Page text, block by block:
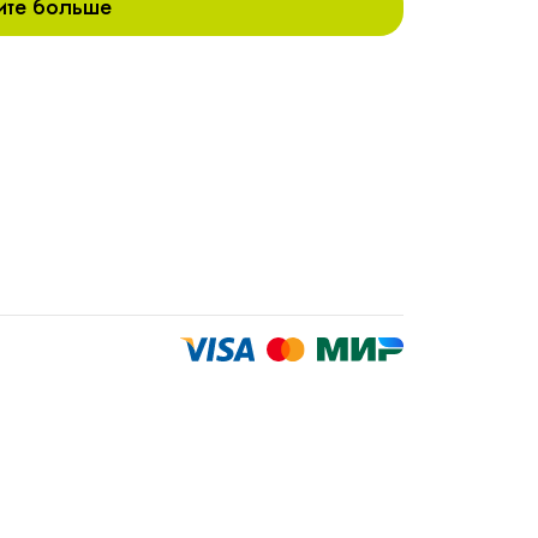
больше